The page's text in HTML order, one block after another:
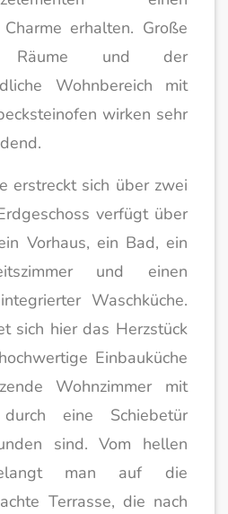
erhalten. Große
Räume und der
Wohnbereich mit
wirken sehr
erstreckt sich über zwei
verfügt über
Vorhaus, ein Bad, ein
und einen
Waschküche.
sich hier das Herzstück
Einbauküche
Wohnzimmer mit
eine Schiebetür
sind. Vom hellen
man auf die
Terrasse, die nach